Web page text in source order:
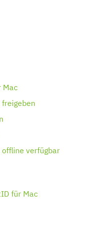
Mac
freigeben
offline verfügbar
für Mac